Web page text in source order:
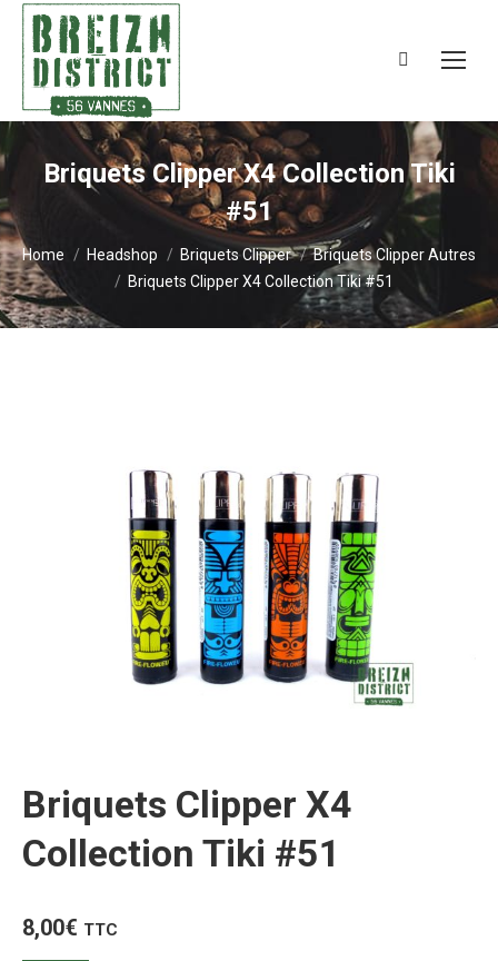
Search:
Briquets Clipper X4 Collection Tiki
#51
You are here:
Home Headshop Briquets Clipper
Briquets Clipper Autres
Briquets Clipper X4 Collection Tiki #51
Briquets Clipper X4
Collection Tiki #51
8,00€ TTC